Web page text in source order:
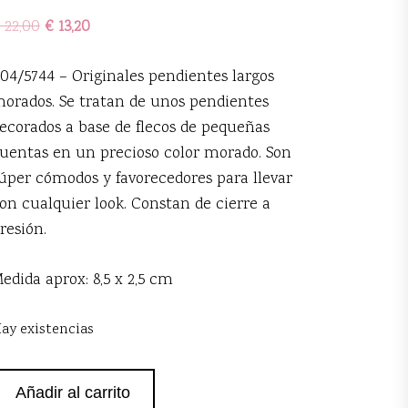
22,00 €13,20
5744 – Originales pendientes largos
Se tratan de unos pendientes
a base de flecos de pequeñas
en un precioso color morado. Son
cómodos y favorecedores para llevar
cualquier look. Constan de cierre a
aprox: 8,5 x 2,5 cm
existencias
Añadir al carrito